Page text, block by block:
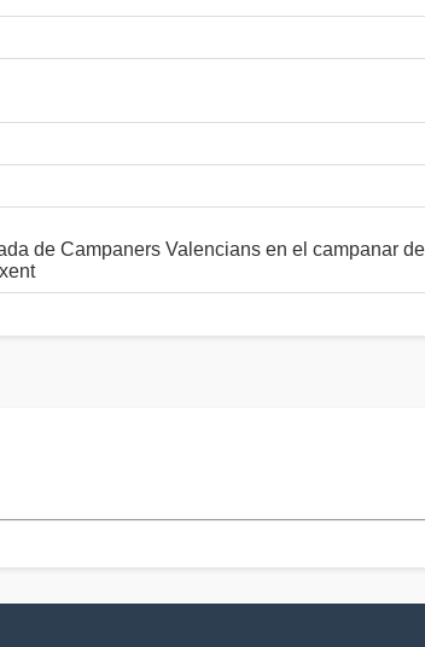
de Campaners Valencians en el campanar